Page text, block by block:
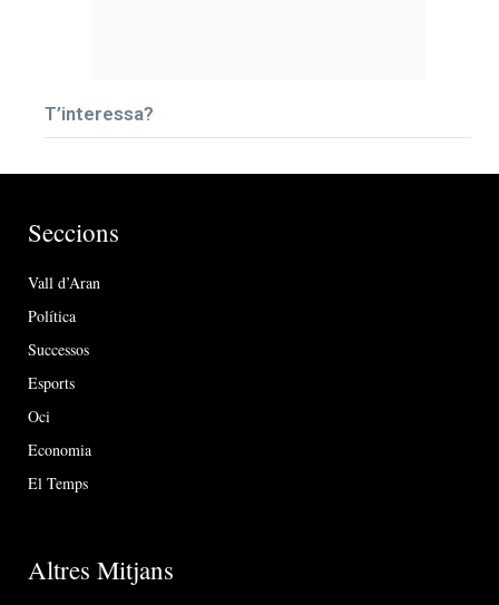
T’interessa?
Seccions
Vall d’Aran
Política
Successos
Esports
Oci
Economia
El Temps
Altres Mitjans